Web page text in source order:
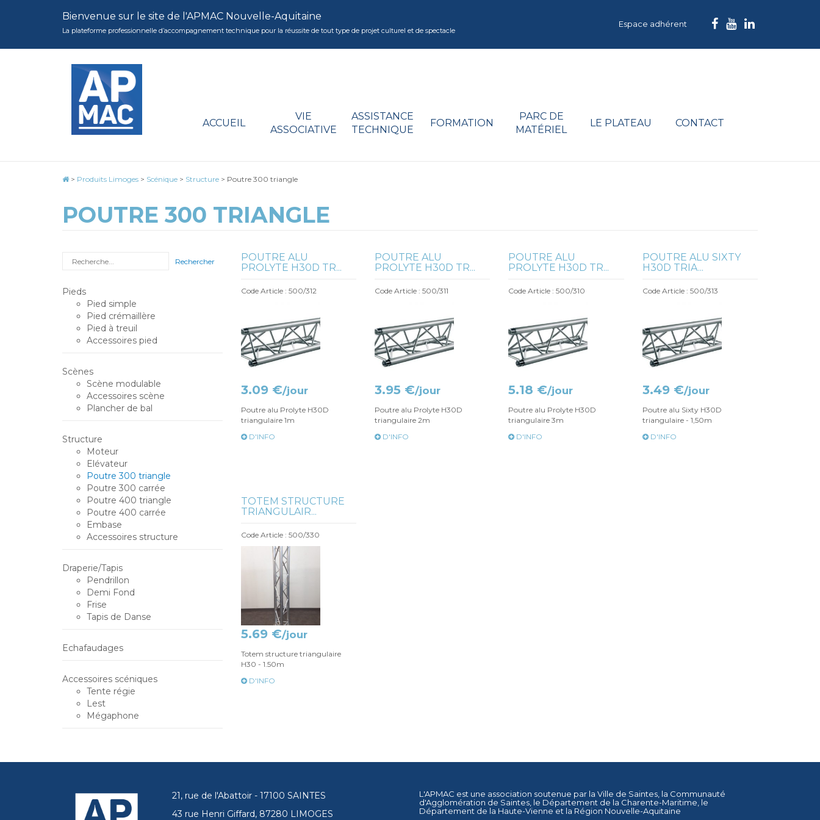
Bienvenue sur le site de l'APMAC Nouvelle-Aquitaine
La plateforme professionnelle d’accompagnement technique pour la réussite de tout type de projet culturel et de spectacle
Espace adhérent
ACCUEIL
VIE
ASSOCIATIVE
ASSISTANCE
TECHNIQUE
FORMATION
PARC DE
MATÉRIEL
LE PLATEAU CONTACT
> Produits Limoges > Scénique > Structure > Poutre 300 triangle
POUTRE 300 TRIANGLE
Rechercher
Pieds
Pied simple
Pied crémaillère
Pied à treuil
Accessoires pied
Scènes
Scène modulable
Accessoires scène
Plancher de bal
Structure
Moteur
Elévateur
Poutre 300 triangle
Poutre 300 carrée
Poutre 400 triangle
Poutre 400 carrée
Embase
Accessoires structure
Draperie/Tapis
Pendrillon
Demi Fond
Frise
Tapis de Danse
Echafaudages
Accessoires scéniques
Tente régie
Lest
Mégaphone
POUTRE ALU
PROLYTE H30D TR...
Code Article : 500/312
3.09 €/jour
Poutre alu Prolyte H30D
triangulaire 1m
D'INFO
POUTRE ALU
PROLYTE H30D TR...
Code Article : 500/311
3.95 €/jour
Poutre alu Prolyte H30D
triangulaire 2m
D'INFO
POUTRE ALU
PROLYTE H30D TR...
Code Article : 500/310
5.18 €/jour
Poutre alu Prolyte H30D
triangulaire 3m
D'INFO
POUTRE ALU SIXTY
H30D TRIA...
Code Article : 500/313
3.49 €/jour
Poutre alu Sixty H30D
triangulaire - 1,50m
D'INFO
TOTEM STRUCTURE
TRIANGULAIR...
Code Article : 500/330
5.69 €/jour
Totem structure triangulaire
H30 - 1.50m
D'INFO
21, rue de l'Abattoir - 17100 SAINTES
43 rue Henri Giffard, 87280 LIMOGES
L'APMAC est une association soutenue par la Ville de Saintes , la Communauté
d'Agglomération de Saintes , le Département de la Charente-Maritime , le
Département de la Haute-Vienne et la Région Nouvelle-Aquitaine